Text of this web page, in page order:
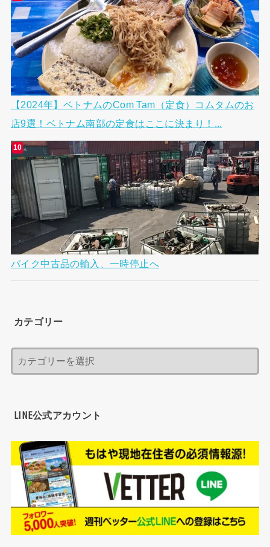
【2024年】ベトナムのCom Tam（定食）コムタムのお
店9選！ベトナム南部の定食はここに決まり！...
バイク中古品の輸入、一時停止へ
カテゴリー
LINE公式アカウント